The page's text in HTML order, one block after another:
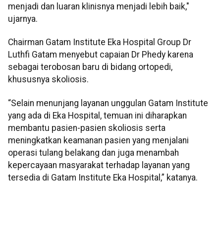
menjadi dan luaran klinisnya menjadi lebih baik,"
ujarnya.
Chairman Gatam Institute Eka Hospital Group Dr
Luthfi Gatam menyebut capaian Dr Phedy karena
sebagai terobosan baru di bidang ortopedi,
khususnya skoliosis.
“Selain menunjang layanan unggulan Gatam Institute
yang ada di Eka Hospital, temuan ini diharapkan
membantu pasien-pasien skoliosis serta
meningkatkan keamanan pasien yang menjalani
operasi tulang belakang dan juga menambah
kepercayaan masyarakat terhadap layanan yang
tersedia di Gatam Institute Eka Hospital,” katanya.